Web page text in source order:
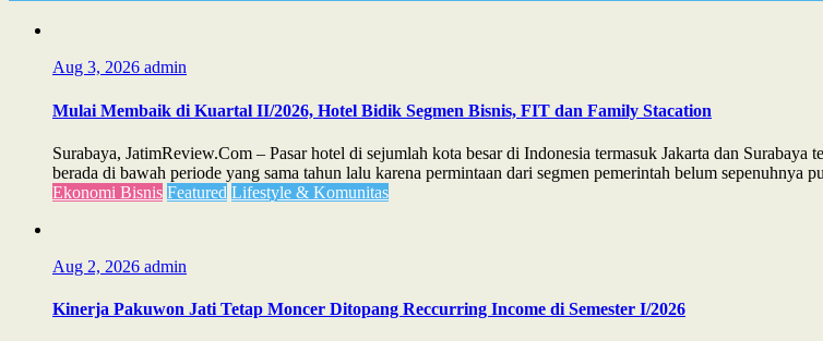
Aug 3, 2026 admin
Mulai Membaik di Kuartal II/2026, Hotel Bidik Segmen Bisnis, FIT dan Family Stacation
Surabaya, JatimReview.Com – Pasar hotel di sejumlah kota besar di Indonesia termasuk Jakarta dan
berada di bawah periode yang sama tahun lalu karena permintaan dari segmen pemerintah belum sepenuhnya
Ekonomi Bisnis Featured Lifestyle & Komunitas
Aug 2, 2026 admin
Kinerja Pakuwon Jati Tetap Moncer Ditopang Reccurring Income di Semester I/2026